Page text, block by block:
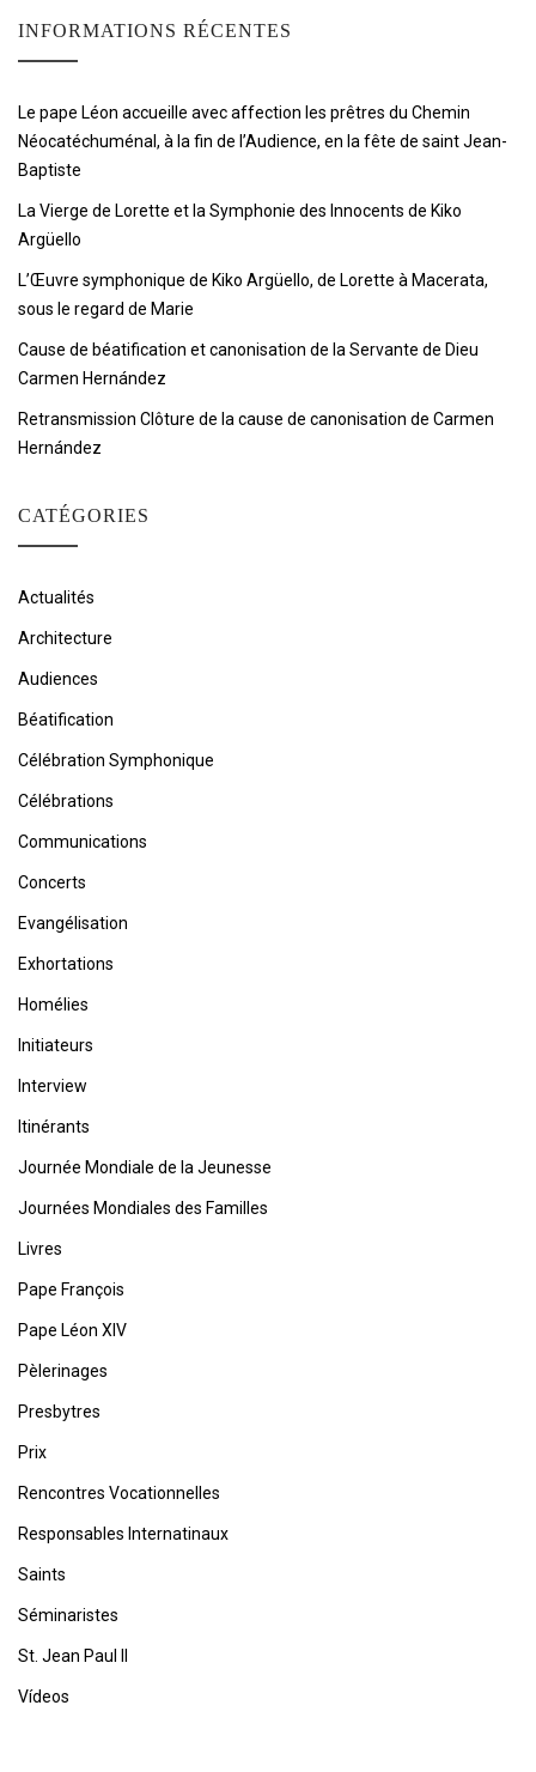
INFORMATIONS RÉCENTES
Le pape Léon accueille avec affection les prêtres du Chemin
Néocatéchuménal, à la fin de l’Audience, en la fête de saint Jean-
Baptiste
La Vierge de Lorette et la Symphonie des Innocents de Kiko
Argüello
L’Œuvre symphonique de Kiko Argüello, de Lorette à Macerata,
sous le regard de Marie
Cause de béatification et canonisation de la Servante de Dieu
Carmen Hernández
Retransmission Clôture de la cause de canonisation de Carmen
Hernández
CATÉGORIES
Actualités
Architecture
Audiences
Béatification
Célébration Symphonique
Célébrations
Communications
Concerts
Evangélisation
Exhortations
Homélies
Initiateurs
Interview
Itinérants
Journée Mondiale de la Jeunesse
Journées Mondiales des Familles
Livres
Pape François
Pape Léon XIV
Pèlerinages
Presbytres
Prix
Rencontres Vocationnelles
Responsables Internatinaux
Saints
Séminaristes
St. Jean Paul II
Vídeos